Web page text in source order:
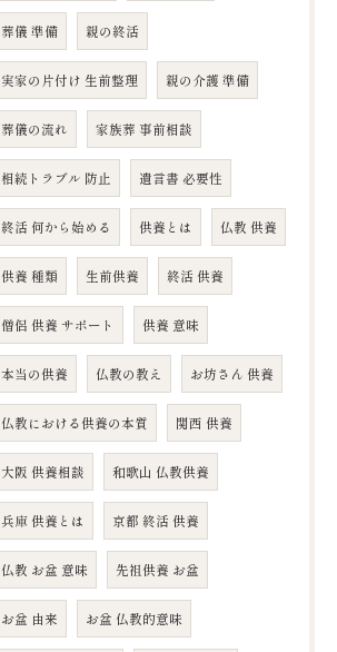
葬儀 準備 親の終活
実家の片付け 生前整理 親の介護 準備
葬儀の流れ 家族葬 事前相談
相続トラブル 防止 遺言書 必要性
終活 何から始める 供養とは 仏教 供養
供養 種類 生前供養 終活 供養
僧侶 供養 サポート 供養 意味
本当の供養 仏教の教え お坊さん 供養
仏教における供養の本質 関西 供養
大阪 供養相談 和歌山 仏教供養
兵庫 供養とは 京都 終活 供養
仏教 お盆 意味 先祖供養 お盆
お盆 由来 お盆 仏教的意味